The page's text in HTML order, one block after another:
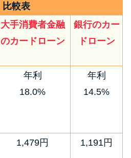
比較表
大手消費者金融
のカードローン
銀行のカー
ドローン
年利
18.0%
年利
14.5%
1,479円 1,191円